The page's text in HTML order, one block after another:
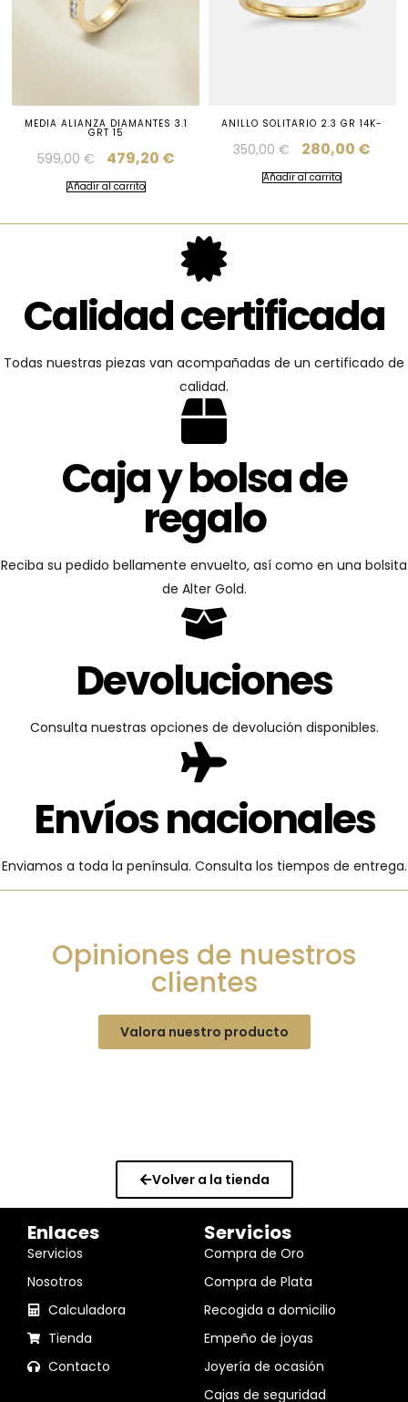
MEDIA ALIANZA DIAMANTES 3.1
GRT 15
599,00 € 479,20 €
Añadir al carrito
ANILLO SOLITARIO 2.3 GR 14K-
350,00€ 280,00 €
Añadir al carrito
Calidad certificada
Todas nuestras piezas van acompañadas de un certificado de
calidad.
Caja y bolsa de
regalo
Reciba su pedido bellamente envuelto, así como en una bolsita
de Alter Gold.
Devoluciones
Consulta nuestras opciones de devolución disponibles.
Envíos nacionales
Enviamos a toda la península. Consulta los tiempos de entrega.
Opiniones de nuestros
clientes
Valora nuestro producto
Volver a la tienda
Enlaces
Servicios
Nosotros
Calculadora
Tienda
Contacto
Servicios
Compra de Oro
Compra de Plata
Recogida a domicilio
Empeño de joyas
Joyería de ocasión
Cajas de seguridad